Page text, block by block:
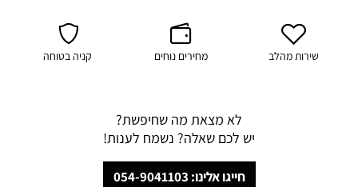
שירות מהלב מחירים נוחים קניה בטוחה
לא מצאת מה שחיפשת?
יש לכם שאלה? נשמח לענות!
חייגו אלינו: 054-9041103